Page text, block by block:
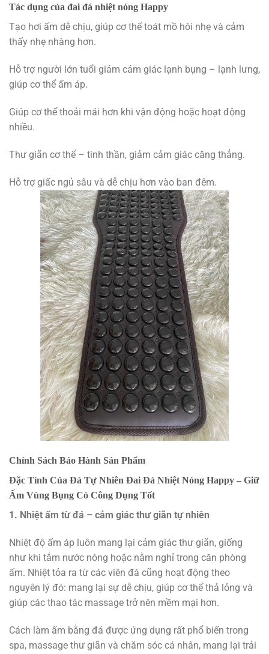
Tác dụng của đai đá nhiệt nóng Happy
Tạo hơi ấm dễ chịu, giúp cơ thể toát mồ hôi nhẹ và cảm
thấy nhẹ nhàng hơn.
Hỗ trợ người lớn tuổi giảm cảm giác lạnh bụng – lạnh lưng,
giúp cơ thể ấm áp.
Giúp cơ thể thoải mái hơn khi vận động hoặc hoạt động
nhiều.
Thư giãn cơ thể – tinh thần, giảm cảm giác căng thẳng.
Hỗ trợ giấc ngủ sâu và dễ chịu hơn vào ban đêm.
Chính Sách Bảo Hành Sản Phẩm
Đặc Tính Của Đá Tự Nhiên Đai Đá Nhiệt Nóng Happy – Giữ
Ấm Vùng Bụng Có Công Dụng Tốt
1. Nhiệt ấm từ đá – cảm giác thư giãn tự nhiên
Nhiệt độ ấm áp luôn mang lại cảm giác thư giãn, giống
như khi tắm nước nóng hoặc nằm nghỉ trong căn phòng
ấm. Nhiệt tỏa ra từ các viên đá cũng hoạt động theo
nguyên lý đó: mang lại sự dễ chịu, giúp cơ thể thả lỏng và
giúp các thao tác massage trở nên mềm mại hơn.
Cách làm ấm bằng đá được ứng dụng rất phổ biến trong
spa, massage thư giãn và chăm sóc cá nhân, mang lại trải